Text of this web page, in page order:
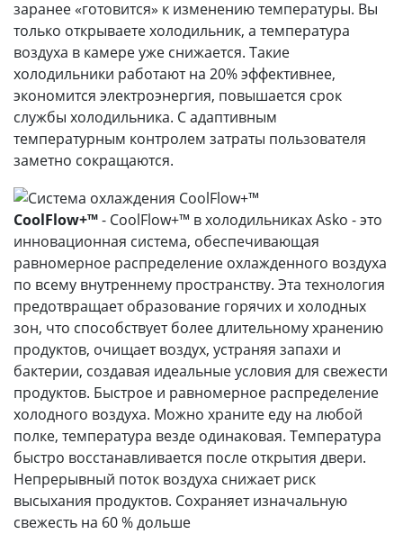
заранее «готовится» к изменению температуры. Вы
только открываете холодильник, а температура
воздуха в камере уже снижается. Такие
холодильники работают на 20% эффективнее,
экономится электроэнергия, повышается срок
службы холодильника. С адаптивным
температурным контролем затраты пользователя
заметно сокращаются.
CoolFlow+™- CoolFlow+™ в холодильниках Asko - это
инновационная система, обеспечивающая
равномерное распределение охлажденного воздуха
по всему внутреннему пространству. Эта технология
предотвращает образование горячих и холодных
зон, что способствует более длительному хранению
продуктов, очищает воздух, устраняя запахи и
бактерии, создавая идеальные условия для свежести
продуктов. Быстрое и равномерное распределение
холодного воздуха. Можно храните еду на любой
полке, температура везде одинаковая. Температура
быстро восстанавливается после открытия двери.
Непрерывный поток воздуха снижает риск
высыхания продуктов. Сохраняет изначальную
свежесть на 60 % дольше